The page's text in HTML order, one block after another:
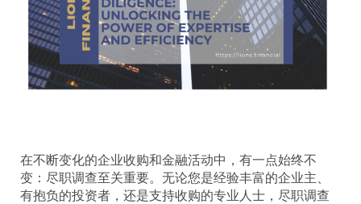
在不断变化的企业收购和金融活动中，有一点始终不
变：尽职调查至关重要。无论您是经验丰富的企业主、
有抱负的投资者，还是支持收购的专业人士，尽职调查